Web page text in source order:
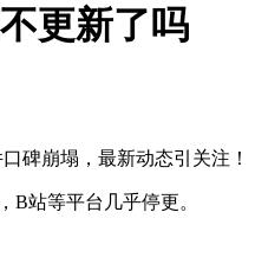
更新了吗
碑崩塌，最新动态引关注！
B站等平台几乎停更。